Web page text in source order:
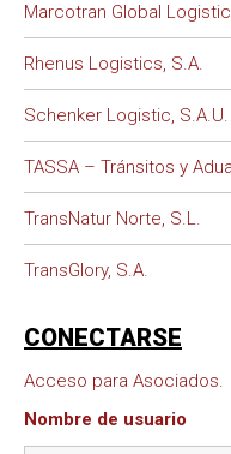
Marcotran Global
Rhenus Logistics, S.A.
Schenker Logistic, S.A.U.
TASSA – Tránsitos y
TransNatur Norte, S.L.
TransGlory, S.A.
CONECTARSE
Acceso para Asociados.
Nombre de usuario